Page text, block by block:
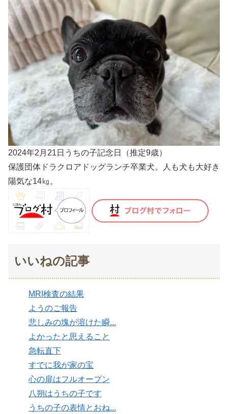
2024年2月21日うちの子記念日（推定9歳）
保護団体ドラクロアドッグランチ卒業犬。人も犬も大好き
陽気な14㎏。
いいねの記事
MRI検査の結果
ようのご報告
悲しみの塊が溶けた瞬...
よかったと思えること
急転直下
すでに我が家の宝
心の扉はフルオープン
八朔はうちの子です
うちの子の表情とおね...